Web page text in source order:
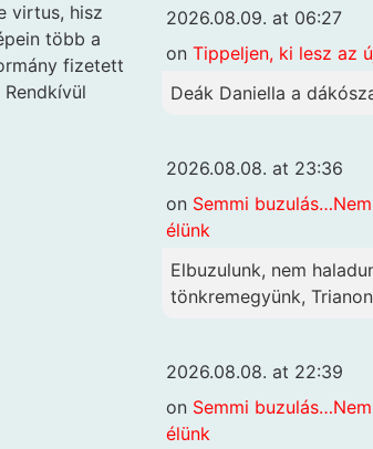
virtus, hisz
több a
fizetett
2026.08.09. at 06:27
on Tippeljen, ki lesz az
Deák Daniella a
2026.08.08. at 23:36
on Semmi
élünk
Elbuzulunk, nem
tönkremegyünk,
2026.08.08. at 22:39
on Semmi
élünk